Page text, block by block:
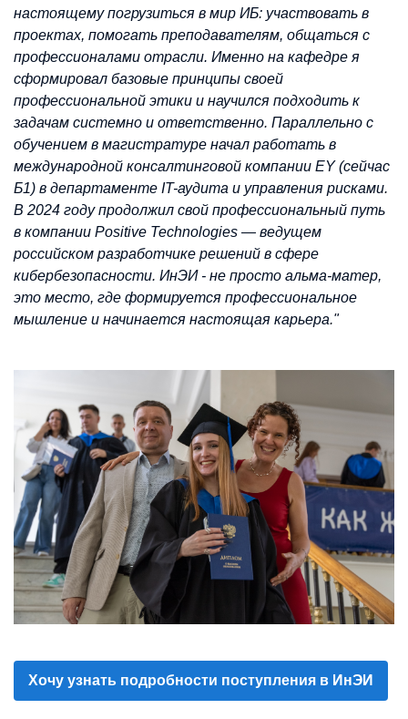
настоящему погрузиться в мир ИБ: участвовать в
проектах, помогать преподавателям, общаться с
профессионалами отрасли. Именно на кафедре я
сформировал базовые принципы своей
профессиональной этики и научился подходить к
задачам системно и ответственно. Параллельно с
обучением в магистратуре начал работать в
международной консалтинговой компании EY (сейчас
Б1) в департаменте IT-аудита и управления рисками.
В 2024 году продолжил свой профессиональный путь
в компании Positive Technologies — ведущем
российском разработчике решений в сфере
кибербезопасности. ИнЭИ - не просто альма-матер,
это место, где формируется профессиональное
мышление и начинается настоящая карьера."
Хочу узнать подробности поступления в ИнЭИ